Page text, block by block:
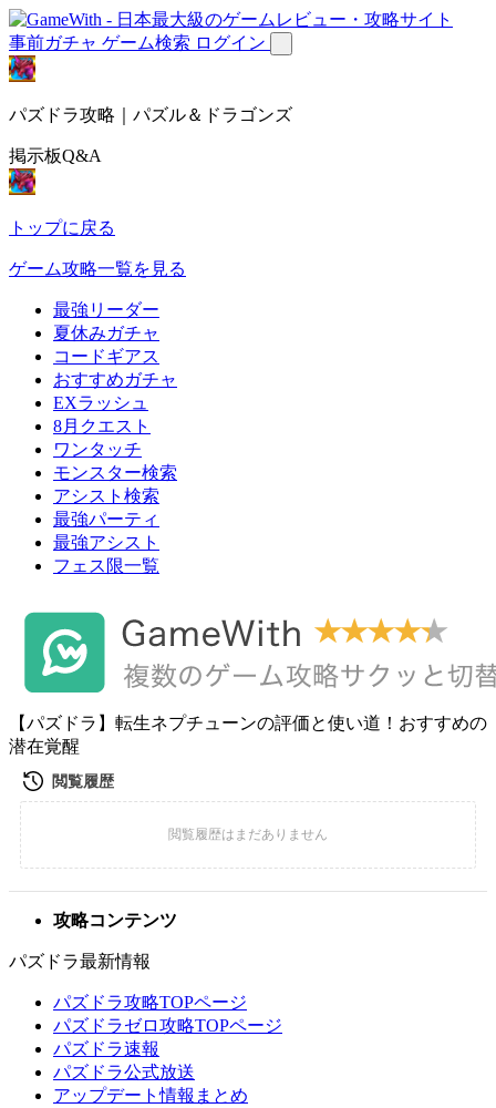
事前ガチャ ゲーム検索 ログイン
パズドラ攻略｜パズル＆ドラゴンズ
掲示板Q&A
トップに戻る
ゲーム攻略一覧を見る
最強リーダー
夏休みガチャ
コードギアス
おすすめガチャ
EXラッシュ
8月クエスト
ワンタッチ
モンスター検索
アシスト検索
最強パーティ
最強アシスト
フェス限一覧
【パズドラ】転生ネプチューンの評価と使い道！おすすめの
潜在覚醒
攻略コンテンツ
パズドラ最新情報
パズドラ攻略TOPページ
パズドラゼロ攻略TOPページ
パズドラ速報
パズドラ公式放送
アップデート情報まとめ